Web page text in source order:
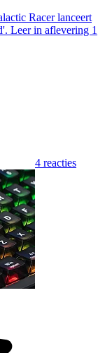
Racer lanceert
Leer in aflevering 1
4 reacties